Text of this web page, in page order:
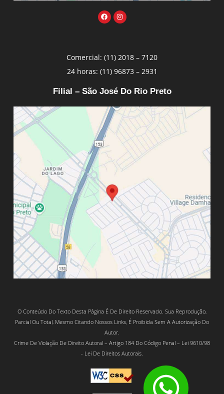
Comercial: (11) 2018 – 7120
24 horas: (11) 96873 – 2931
Filial – São José Do Rio Preto
O Conteúdo Do Texto Desta Página É De Direito Reservado. Sua Reprodução,
Parcial Ou Total, Mesmo Citando Nossos Links, É Proibida Sem A Autorização Do
Autor.
Crime De Violação De Direito Autoral – Artigo 184 Do Código Penal – Lei 9610/98
- Lei De Direitos Autorais.